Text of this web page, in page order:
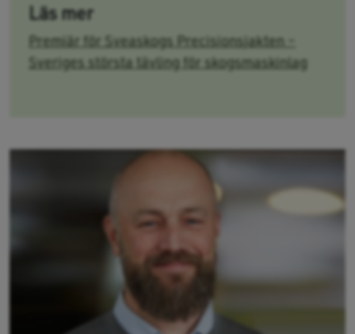
Läs mer
Premiär för Sveaskogs Precisionsjakten –
Sveriges största tävling för skogsmaskinlag